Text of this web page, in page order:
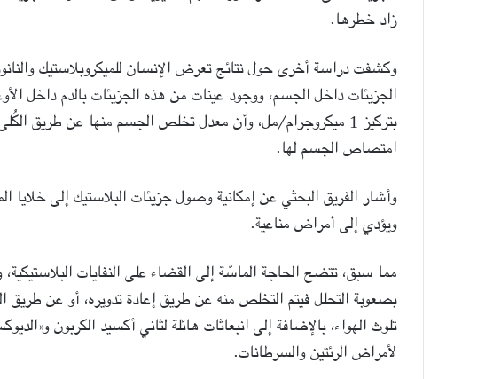
زاد خطرها.
وكشفت دراسة أخرى حول نتائج تعرض الإنسان للميكروبلاستيك
الجزيئات داخل الجسم، ووجود عينات من هذه الجزيئات بالدم داخل
بتركيز 1 ميكروجرام/مل، وأن معدل تخلص الجسم منها عن طريق
امتصاص الجسم لها.
وأشار الفريق البحثي عن إمكانية وصول جزيئات البلاستيك إلى خلايا
ويؤدي إلى أمراض مناعية.
مما سبق، تتضح الحاجة الماسّة إلى القضاء على النفايات
بصعوبة التحلل فيتم التخلص منه عن طريق إعادة تدويره، أو عن طريق
لأمراض الرئتين والسرطانات.